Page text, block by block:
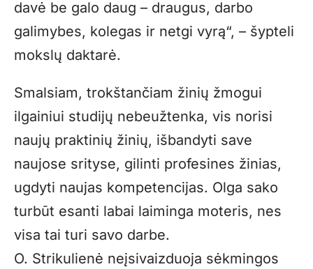
davė be galo daug – draugus, darbo
galimybes, kolegas ir netgi vyrą“, – šypteli
mokslų daktarė.
Smalsiam, trokštančiam žinių žmogui
ilgainiui studijų nebeužtenka, vis norisi
naujų praktinių žinių, išbandyti save
naujose srityse, gilinti profesines žinias,
ugdyti naujas kompetencijas. Olga sako
turbūt esanti labai laiminga moteris, nes
visa tai turi savo darbe.
O. Strikulienė neįsivaizduoja sėkmingos